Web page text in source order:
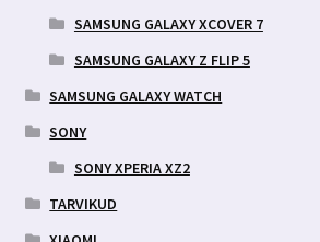
SAMSUNG GALAXY XCOVER 7
SAMSUNG GALAXY Z FLIP 5
SAMSUNG GALAXY WATCH
SONY
SONY XPERIA XZ2
TARVIKUD